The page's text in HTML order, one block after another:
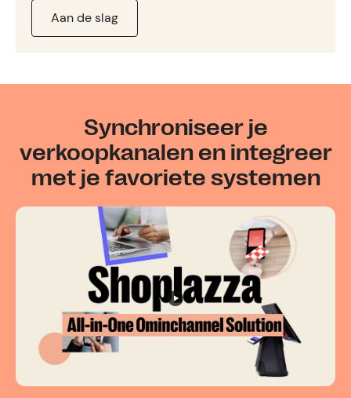
Aan de slag
Synchroniseer je
verkoopkanalen en integreer
met je favoriete systemen